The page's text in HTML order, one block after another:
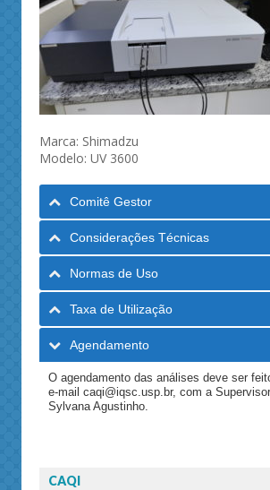
Marca: Shimadzu
Modelo: UV 3600
Comitê Gestor
Considerações Técnicas
Normas de Uso
Taxa de Utilização
Agendamento
O agendamento das análises deve ser
e-mail caqi@iqsc.usp.br, com a
Sylvana Agustinho.
CAQI